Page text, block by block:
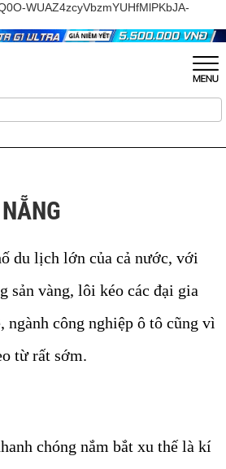
WUAZ4zcyVbzmYUHfMlPKbJA-
du lịch lớn của cả nước, với
sản vàng, lôi kéo các đại gia
ngành công nghiệp ô tô cũng vì
từ rất sớm.
chóng nắm bắt xu thế là kí